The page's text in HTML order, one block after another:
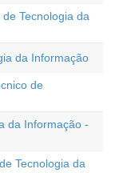
Tecnologia da
da Informação
de
da Informação -
Tecnologia da